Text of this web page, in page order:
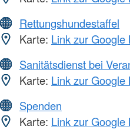
Rettungshundestaffel
Karte: Link zur Google
Sanitätsdienst bei
Karte: Link zur Google
Spenden
Karte: Link zur Google